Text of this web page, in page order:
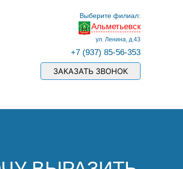
Выберите филиал:
Альметьевск
ул. Ленина, д.43
+7 (937) 85-56-353
ЗАКАЗАТЬ ЗВОНОК